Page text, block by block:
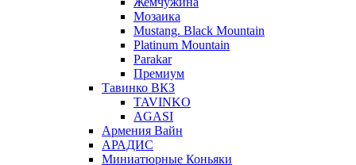
Мозаика
Mustang. Black Mountain
Platinum Mountain
Parakar
Премиум
Тавинко ВКЗ
TAVINKO
AGASI
Армения Вайн
АРАДИС
Миниатюрные Коньяки